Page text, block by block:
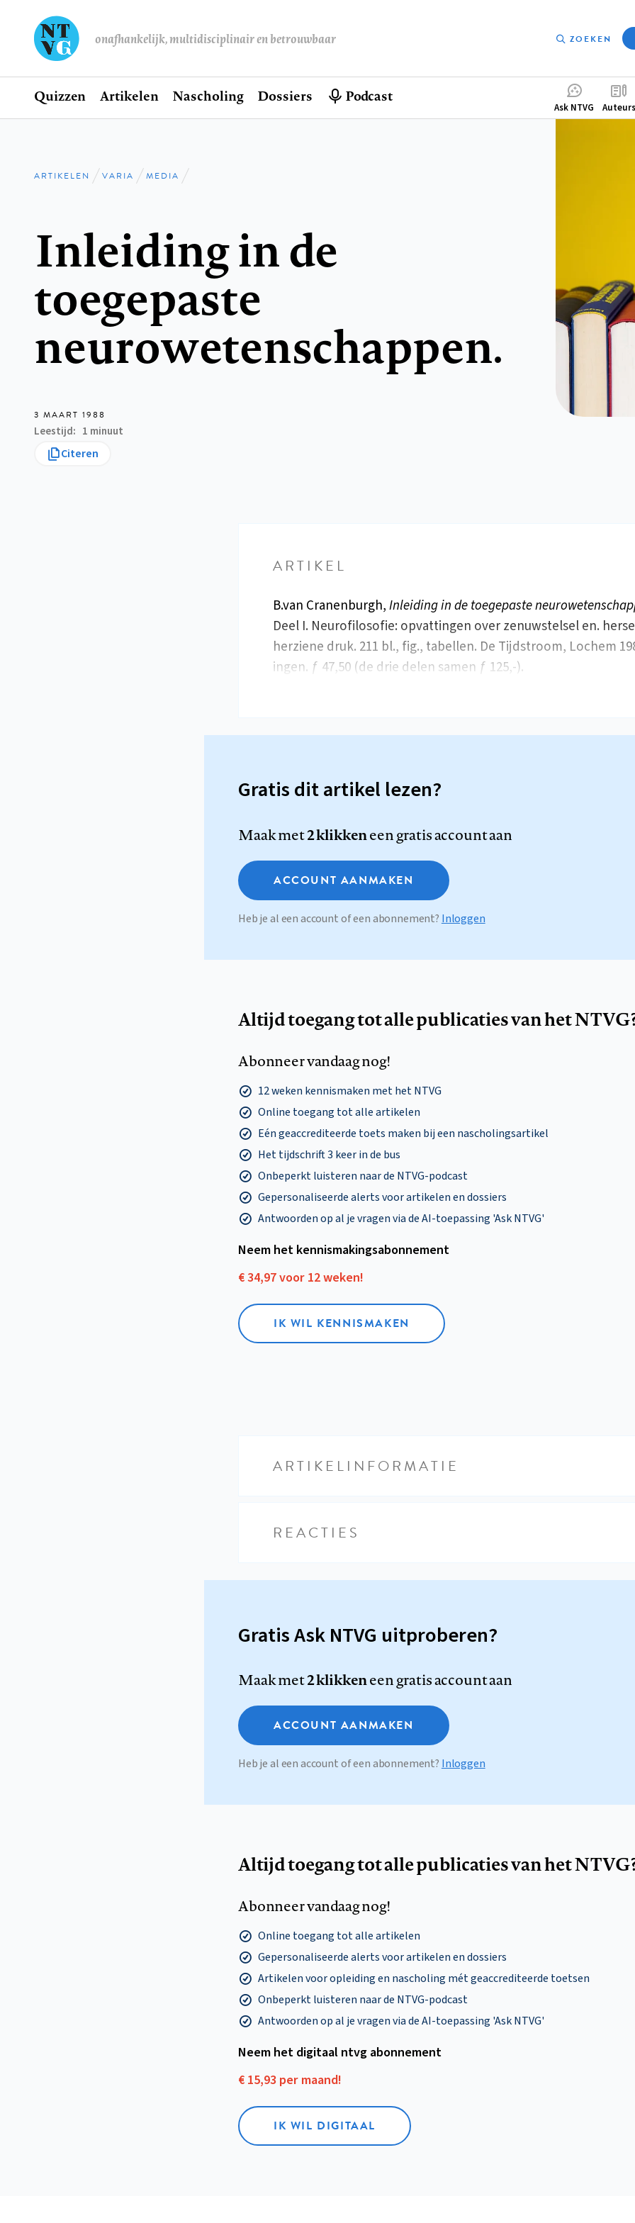
onafhankelijk, multidisciplinair en betrouwbaar ZOEKEN
Hoofdnavigatie
Home
Quizzen Artikelen Nascholing Dossiers Podcast
Ask NTVG Auteurs
Kruimelpad
ARTIKELEN VARIA MEDIA
Inleiding in de
toegepaste
neurowetenschappen.
3 MAART 1988
Leestijd 1 minuut
Citeren
ARTIKEL
B.van Cranenburgh,Inleiding in de toegepaste
Deel I. Neurofilosofie: opvattingen over zenuwstelsel en.
herziene druk. 211 bl., fig., tabellen. De Tijdstroom, Lochem
ingen. ƒ 47,50 (de drie delen samen ƒ 125,-).
Gratis dit artikel lezen?
Maak met2 klikkeneen gratis account aan
ACCOUNT AANMAKEN
Heb je al een account of een abonnement? Inloggen
Altijd toegang tot alle publicaties van het
Abonneer vandaag nog!
12 weken kennismaken met het NTVG
Online toegang tot alle artikelen
Eén geaccrediteerde toets maken bij een nascholingsartikel
Het tijdschrift 3 keer in de bus
Onbeperkt luisteren naar de NTVG-podcast
Gepersonaliseerde alerts voor artikelen en dossiers
Antwoorden op al je vragen via de AI-toepassing 'Ask NTVG'
Neem het kennismakings­abonnement
€ 34,97 voor 12 weken!
IK WIL KENNISMAKEN
ARTIKELINFORMATIE
REACTIES
Gratis Ask NTVG uitproberen?
Maak met2 klikkeneen gratis account aan
ACCOUNT AANMAKEN
Heb je al een account of een abonnement? Inloggen
Altijd toegang tot alle publicaties van het
Abonneer vandaag nog!
Online toegang tot alle artikelen
Gepersonaliseerde alerts voor artikelen en dossiers
Artikelen voor opleiding en nascholing mét geaccrediteerde toetsen
Onbeperkt luisteren naar de NTVG-podcast
Antwoorden op al je vragen via de AI-toepassing 'Ask NTVG'
Neem het digitaal ntvg abonnement
€ 15,93 per maand!
IK WIL DIGITAAL